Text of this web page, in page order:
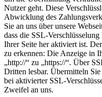
Nutzer geht. Diese
Abwicklung des
Sie an uns über unsere
dass die SSL-
Ihrer Seite her aktiviert ist.
zu erkennen: Die Anzeige in
„http://“ zu „https://“. Über
Dritten lesbar. Übermitteln
bei aktivierter SSL-
Zweifel an uns.